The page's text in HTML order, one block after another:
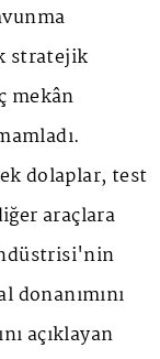
stratejik
mekân
dolaplar, test
araçlara
donanımını
açıklayan